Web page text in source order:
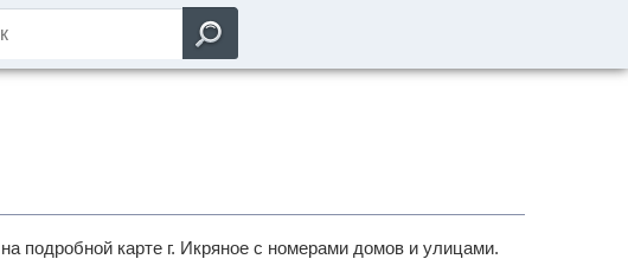
подробной карте г. Икряное с номерами домов и улицами.